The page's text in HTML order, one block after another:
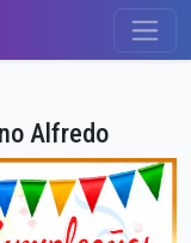
Alfredo